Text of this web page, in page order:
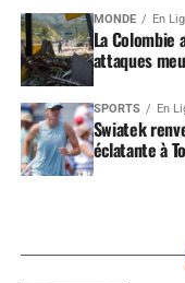
MONDE En
La Colombie
attaques
SPORTS En
Swiatek
éclatante à